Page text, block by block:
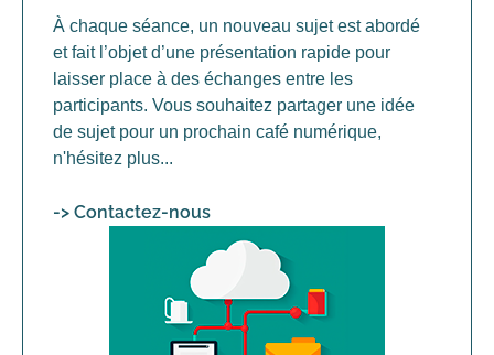
À chaque séance, un nouveau sujet est abordé
et fait l’objet d’une présentation rapide pour
laisser place à des échanges entre les
participants. Vous souhaitez partager une idée
de sujet pour un prochain café numérique,
n'hésitez plus...
-> Contactez-nous